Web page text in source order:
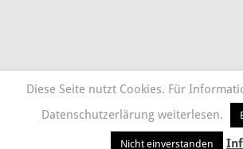
Ev.-luth. Kirchengemeinde
2026 Theme by:
Diese Seite nutzt Cookies. Für
Datenschutzerlärung weiterlesen.
Nicht einverstanden